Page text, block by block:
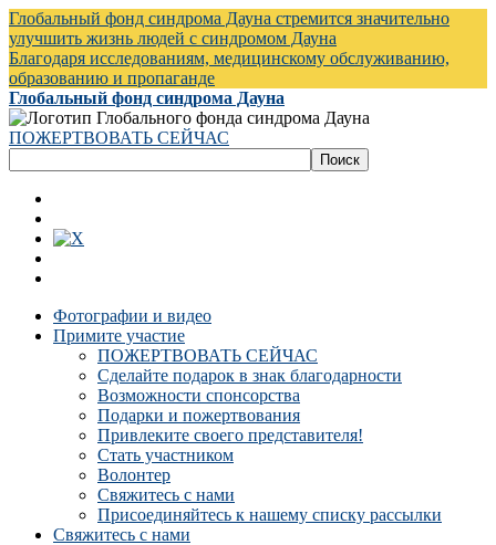
Глобальный фонд синдрома Дауна стремится значительно
улучшить жизнь людей с синдромом Дауна
Благодаря исследованиям, медицинскому обслуживанию,
образованию и пропаганде
Глобальный фонд синдрома Дауна
ПОЖЕРТВОВАТЬ СЕЙЧАС
Фотографии и видео
Примите участие
ПОЖЕРТВОВАТЬ СЕЙЧАС
Сделайте подарок в знак благодарности
Возможности спонсорства
Подарки и пожертвования
Привлеките своего представителя!
Стать участником
Волонтер
Свяжитесь с нами
Присоединяйтесь к нашему списку рассылки
Свяжитесь с нами